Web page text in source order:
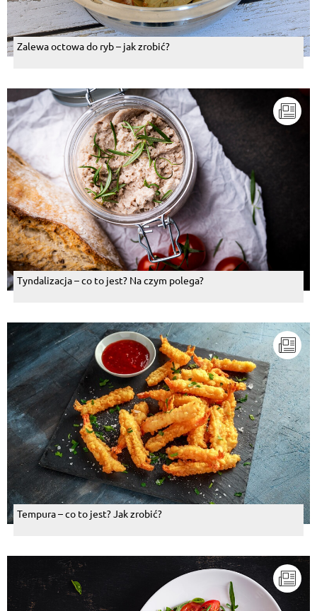
Zalewa octowa do ryb – jak zrobić?
Tyndalizacja – co to jest? Na czym polega?
Tempura – co to jest? Jak zrobić?